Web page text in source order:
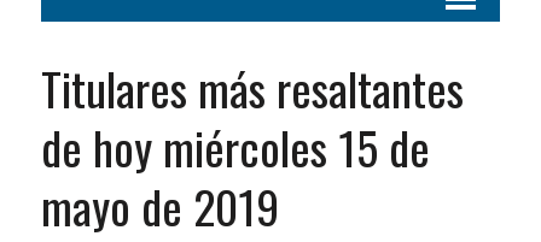
Titulares más resaltantes
de hoy miércoles 15 de
mayo de 2019